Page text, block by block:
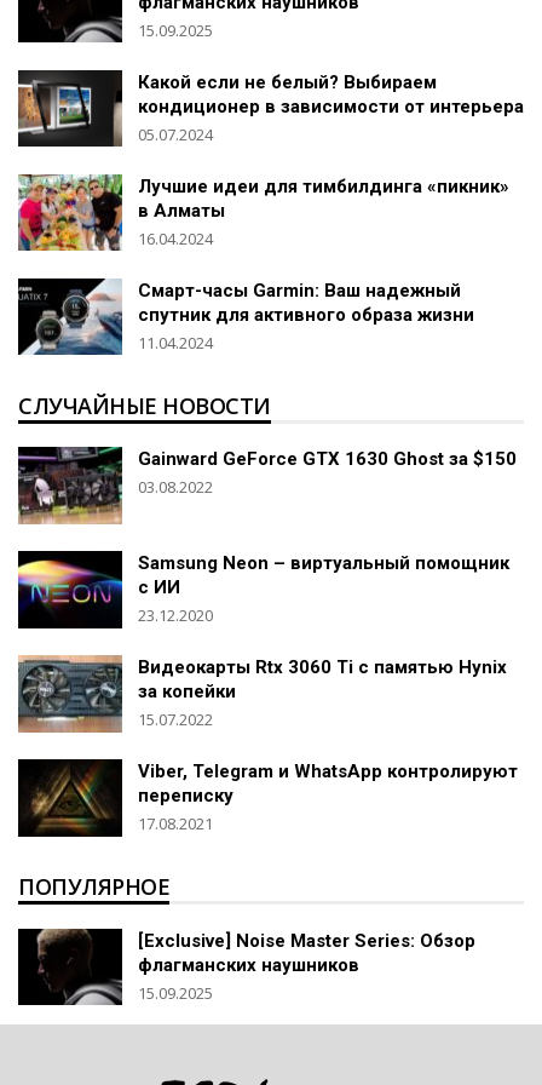
15.09.2025
Какой если не белый? Выбираем
кондиционер в зависимости от интерьера
05.07.2024
Лучшие идеи для тимбилдинга «пикник»
в Алматы
16.04.2024
Смарт-часы Garmin: Ваш надежный
спутник для активного образа жизни
11.04.2024
СЛУЧАЙНЫЕ НОВОСТИ
Gainward GeForce GTX 1630 Ghost за $150
03.08.2022
Samsung Neon – виртуальный помощник
с ИИ
23.12.2020
Видеокарты Rtx 3060 Ti c памятью Hynix
за копейки
15.07.2022
Viber, Telegram и WhatsApp контролируют
переписку
17.08.2021
ПОПУЛЯРНОЕ
[Exclusive] Noise Master Series: Обзор
флагманских наушников
15.09.2025